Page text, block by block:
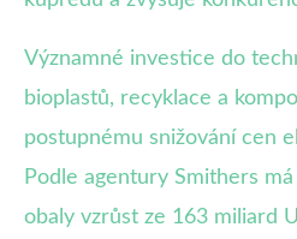
Významné investice do
bioplastů, recyklace a
postupnému snižování cen
Podle agentury Smithers
obaly vzrůst ze 163 miliard